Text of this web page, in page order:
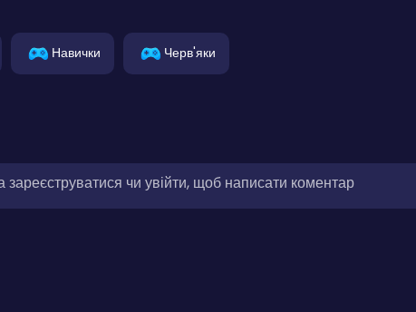
Навички Черв'яки
зареєструватися чи увійти, щоб написати коментар